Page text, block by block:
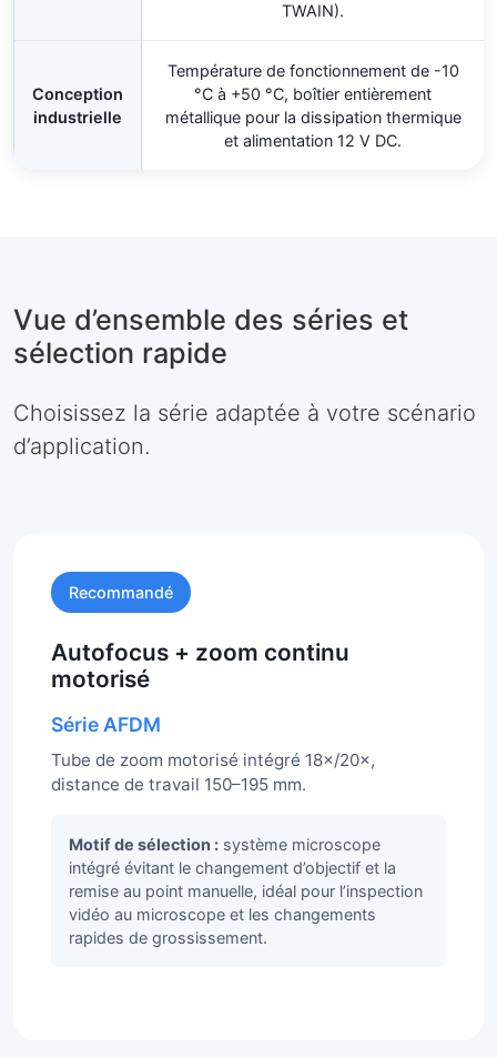
TWAIN).
Conception
industrielle
Température de fonctionnement de -10
°C à +50 °C, boîtier entièrement
métallique pour la dissipation thermique
et alimentation 12 V DC.
Vue d’ensemble des séries et
sélection rapide
Choisissez la série adaptée à votre scénario
d’application.
Recommandé
Autofocus + zoom continu
motorisé
Série AFDM
Tube de zoom motorisé intégré 18×/20×,
distance de travail 150–195 mm.
Motif de sélection : système microscope
intégré évitant le changement d’objectif et la
remise au point manuelle, idéal pour l’inspection
vidéo au microscope et les changements
rapides de grossissement.